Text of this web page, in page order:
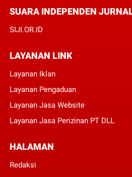
SUARA INDEPENDEN
SIJI.OR.ID
LAYANAN LINK
Layanan Iklan
Layanan Pengaduan
Layanan Jasa Website
Layanan Jasa Perizinan PT DLL
HALAMAN
Redaksi